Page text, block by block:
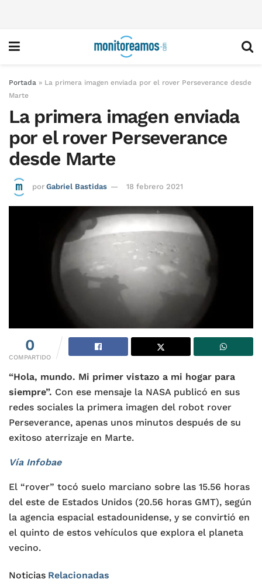
Portada » La primera imagen enviada por el rover Perseverance desde
Marte
La primera imagen enviada
por el rover Perseverance
desde Marte
por Gabriel Bastidas 18 febrero 2021
0
COMPARTIDO
“Hola, mundo. Mi primer vistazo a mi hogar para
siempre”. Con ese mensaje la NASA publicó en sus
redes sociales la primera imagen del robot rover
Perseverance, apenas unos minutos después de su
exitoso aterrizaje en Marte.
Vía Infobae
El “rover” tocó suelo marciano sobre las 15.56 horas
del este de Estados Unidos (20.56 horas GMT), según
la agencia espacial estadounidense, y se convirtió en
el quinto de estos vehículos que explora el planeta
vecino.
Noticias Relacionadas